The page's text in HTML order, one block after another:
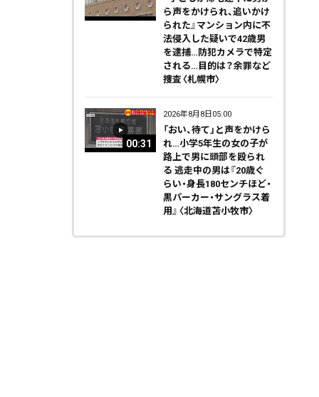
ら声をかけられ、追いかけ
られた』マンション内に不
法侵入した疑いで42歳男
を逮捕…防犯カメラで特定
される…目的は？余罪など
捜査〈札幌市〉
00:31
2026年8月8日05:00
「おい、待て」と声をかけら
れ…小学5年生の女の子が
路上で男に頭部を殴られ
る 逃走中の男は『20歳ぐ
らい・身長180センチほど・
黒パーカー・サングラス着
用』〈北海道苫小牧市〉